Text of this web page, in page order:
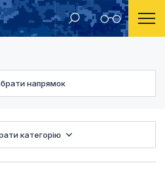
ЗНО – 2022: що потрібно знати
напрямок
категорію